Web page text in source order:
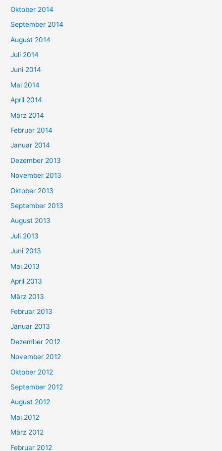
Oktober 2014
September 2014
August 2014
Juli 2014
Juni 2014
Mai 2014
April 2014
März 2014
Februar 2014
Januar 2014
Dezember 2013
November 2013
Oktober 2013
September 2013
August 2013
Juli 2013
Juni 2013
Mai 2013
April 2013
März 2013
Februar 2013
Januar 2013
Dezember 2012
November 2012
Oktober 2012
September 2012
August 2012
Mai 2012
März 2012
Februar 2012